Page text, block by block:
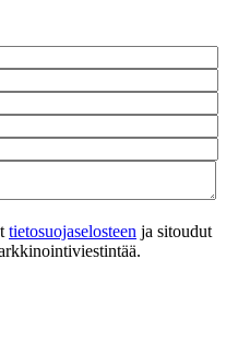
tietosuojaselosteen ja sitoudut